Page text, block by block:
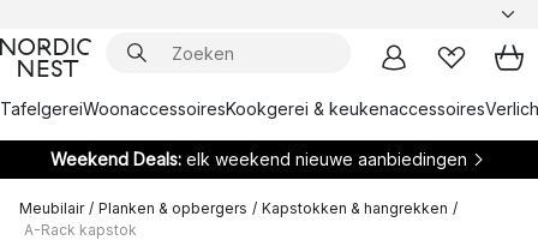
TafelgereiWoonaccessoiresKookgerei & keukenaccessoires
Weekend Deals: elk weekend nieuwe aanbiedingen
Meubilair / Planken & opbergers / Kapstokken & hangrekken /
A-Rack kapstok